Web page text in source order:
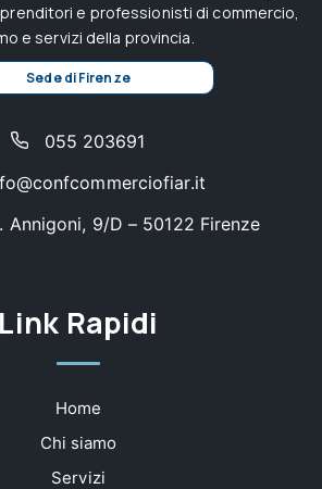
e professionisti di commercio,
e servizi della provincia.
Sede di Firenze
055 203691
Annigoni, 9/D – 50122 Firenze
Link Rapidi
Home
Chi siamo
Servizi